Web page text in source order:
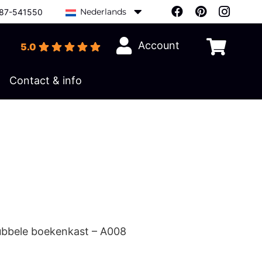
541550 Nederlands
5.0 Account
Contact & info
boekenkast – A008